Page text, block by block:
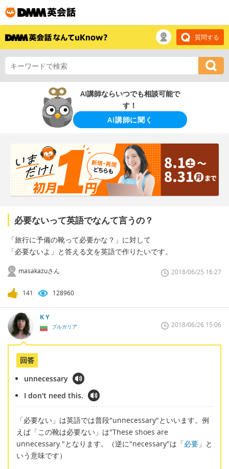
質問する
AI講師ならいつでも相談可能で
す！
AI講師に聞く
必要ないって英語でなんて言うの？
「旅行に予備の靴って必要かな？」に対して
「必要ないよ」と答える文を英語で作りたいです。
masakazuさん 2018/06/25 16:27
141 128960
K Y
ブルガリア 2018/06/26 15:06
回答
unnecessary
I don't need this.
「必要ない」は英語では普段"unnecessary"といいます。例
えば「この靴は必要ない」は"These shoes are
unnecessary."となります。（逆に"necessary"は「必要 」と
いう意味です）